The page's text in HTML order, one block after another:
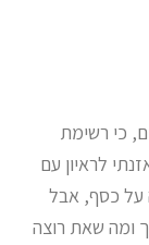
כי רשימת
לראיון עם
על כסף, אבל
ומה שאת רוצה